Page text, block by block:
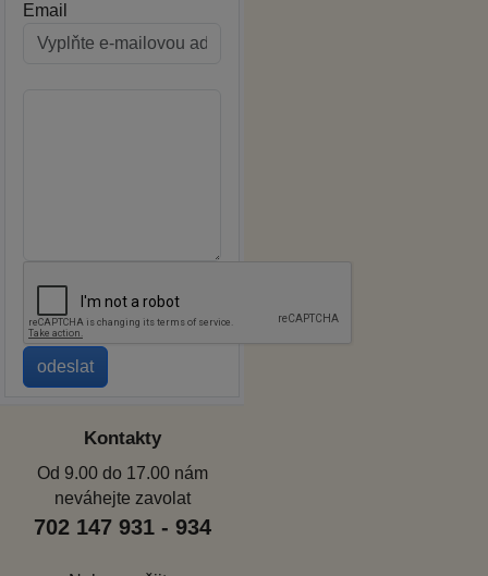
Email
Kontakty
Od 9.00 do 17.00 nám
neváhejte zavolat
702 147 931 - 934